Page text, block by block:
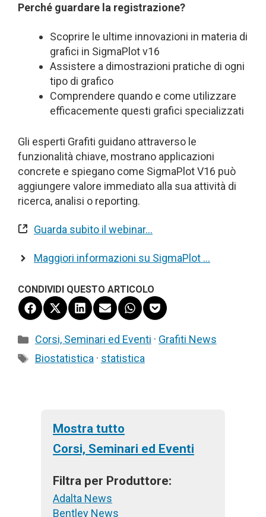
Perché guardare la registrazione?
Scoprire le ultime innovazioni in materia di
grafici in SigmaPlot v16
Assistere a dimostrazioni pratiche di ogni
tipo di grafico
Comprendere quando e come utilizzare
efficacemente questi grafici specializzati
Gli esperti Grafiti guidano attraverso le
funzionalità chiave, mostrano applicazioni
concrete e spiegano come SigmaPlot V16 può
aggiungere valore immediato alla sua attività di
ricerca, analisi o reporting.
Guarda subito il webinar…
Maggiori informazioni su SigmaPlot …
CONDIVIDI QUESTO ARTICOLO
Share
on
Facebook
Share
on
X
(Twitter)
Share
on
LinkedIn
Share
on
Email
Share
on
WhatsApp
Share
on
Pocket
Categorie
Corsi, Seminari ed Eventi · Grafiti News
Tag
Biostatistica· statistica
Mostra tutto
Corsi, Seminari ed Eventi
Filtra per Produttore:
Adalta News
Bentley News